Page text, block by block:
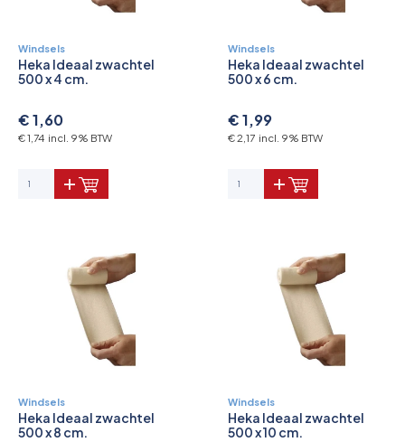
Windsels
Heka Ideaal zwachtel
500 x 4 cm.
€ 1,60
€ 1,74 incl. 9% BTW
Windsels
Heka Ideaal zwachtel
500 x 6 cm.
€ 1,99
€ 2,17 incl. 9% BTW
Windsels
Heka Ideaal zwachtel
500 x 8 cm.
Windsels
Heka Ideaal zwachtel
500 x 10 cm.